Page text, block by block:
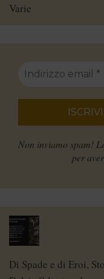
Varie
Non inviamo spam!
per
Di Spade e di Eroi,